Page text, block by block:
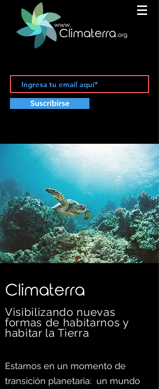
Suscribirse
C limaterra
Visibilizando nuevas
formas de habitarnos y
habitar la Tierra
Estamos en un momento de
transición planetaria: un mundo